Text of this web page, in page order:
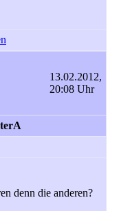
13.02.2012,
20:08 Uhr
denn die anderen?